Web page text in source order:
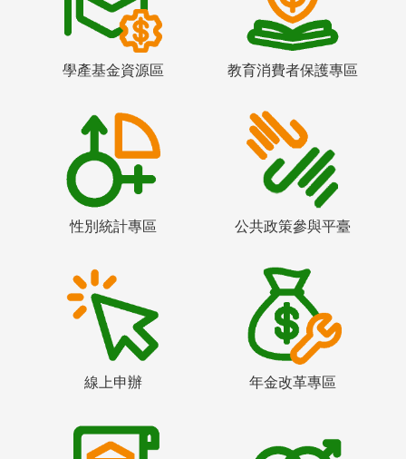
學產基金資源區 教育消費者保護專區
性別統計專區 公共政策參與平臺
線上申辦 年金改革專區